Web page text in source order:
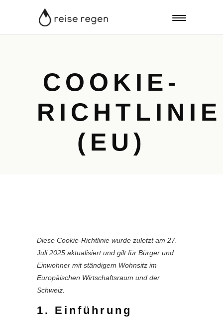
COOKIE-
RICHTLINIE
(EU)
Diese Cookie-Richtlinie wurde zuletzt am 27.
Juli 2025 aktualisiert und gilt für Bürger und
Einwohner mit ständigem Wohnsitz im
Europäischen Wirtschaftsraum und der
Schweiz.
1. Einführung